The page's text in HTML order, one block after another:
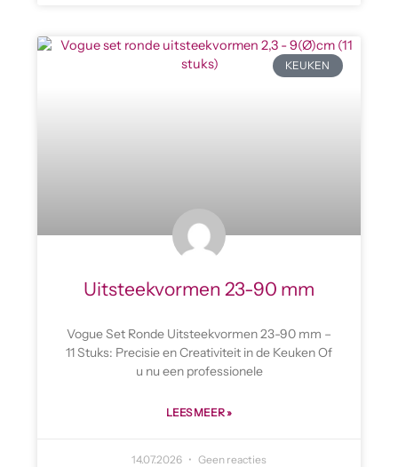
KEUKEN
Uitsteekvormen 23-90 mm
Vogue Set Ronde Uitsteekvormen 23-90 mm –
11 Stuks: Precisie en Creativiteit in de Keuken Of
u nu een professionele
LEES MEER »
14.07.2026 Geen reacties